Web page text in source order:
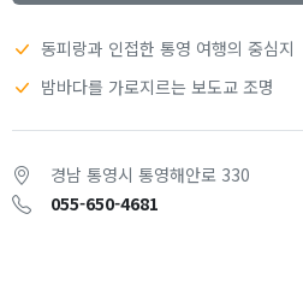
동피랑과 인접한 통영 여행의 중심지
밤바다를 가로지르는 보도교 조명
경남 통영시 통영해안로 330
055-650-4681